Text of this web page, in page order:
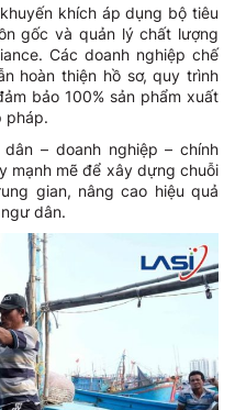
khích áp dụng bộ tiêu
gốc và quản lý chất lượng
Các doanh nghiệp chế
hoàn thiện hồ sơ, quy trình
bảo 100% sản phẩm xuất
pháp.
– doanh nghiệp – chính
mạnh mẽ để xây dựng chuỗi
gian, nâng cao hiệu quả
dân.